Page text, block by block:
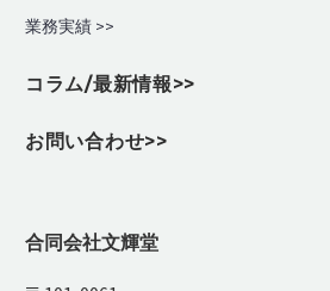
業務実績 >>
コラム/最新情報>>
お問い合わせ>>
合同会社文輝堂